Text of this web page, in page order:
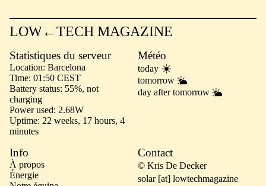
LOW←TECH MAGAZINE
Statistiques du serveur
Location Barcelona
Time 01:50 CEST
Battery status 55%, not
charging
Power used 2.68W
Uptime 22 weeks, 17 hours, 4
minutes
Météo
today
tomorrow
day after tomorrow
Info
À propos
Énergie
Contact
© Kris De Decker
solar [at] lowtechmagazine